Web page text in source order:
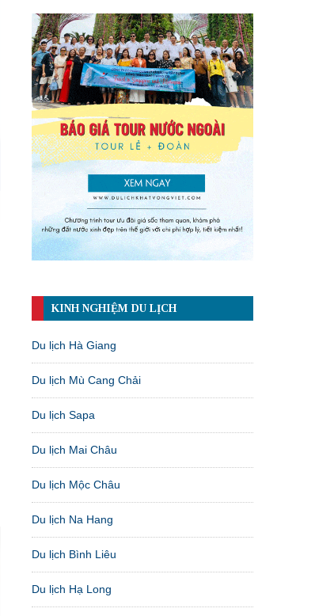
KINH NGHIỆM DU LỊCH
Du lịch Hà Giang
Du lịch Mù Cang Chải
Du lịch Sapa
Du lịch Mai Châu
Du lịch Mộc Châu
Du lịch Na Hang
Du lịch Bình Liêu
Du lịch Hạ Long